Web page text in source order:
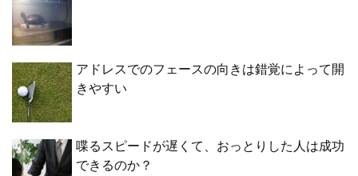
アドレスでのフェースの向きは錯覚によって開
きやすい
喋るスピードが遅くて、おっとりした人は成功
できるのか？